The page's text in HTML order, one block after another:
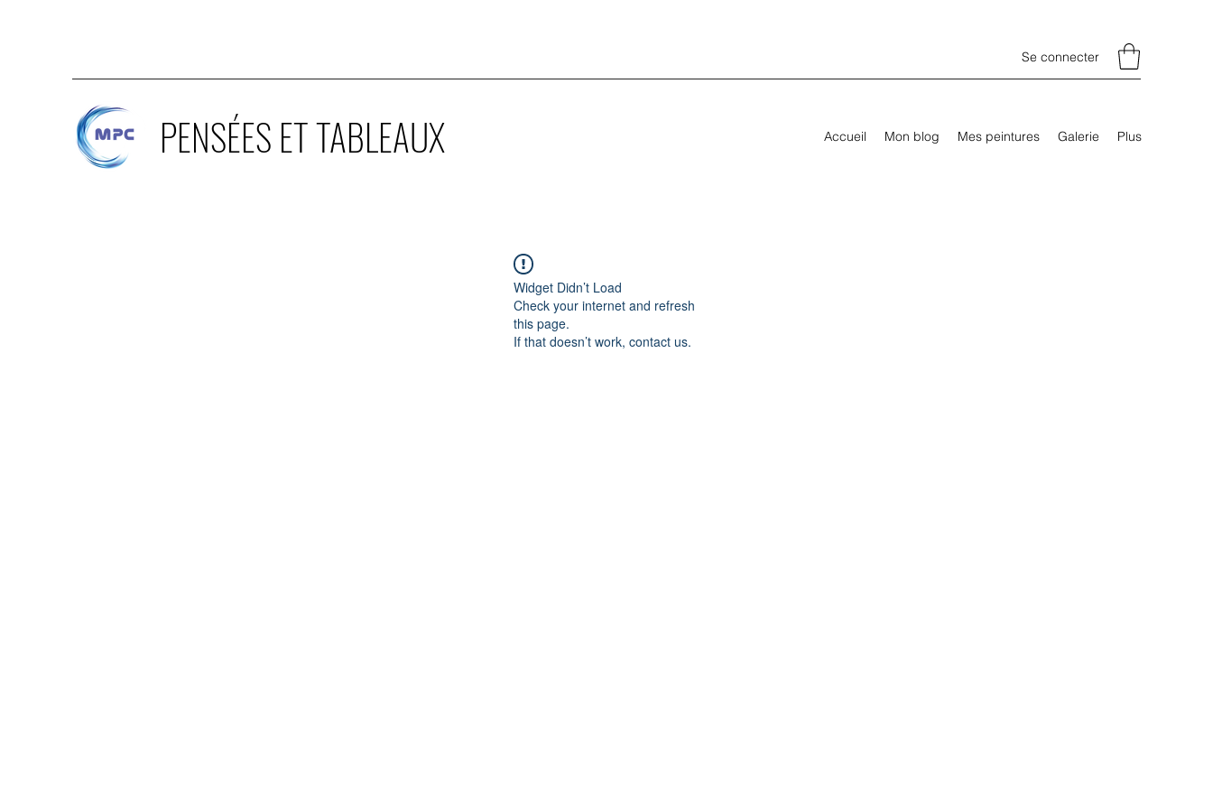
Se connecter
PENSÉES ET TABLEAUX Accueil Mon blog Mes peintures Galerie Plus
Widget Didn’t Load
Check your internet and refresh
this page.
If that doesn’t work, contact us.